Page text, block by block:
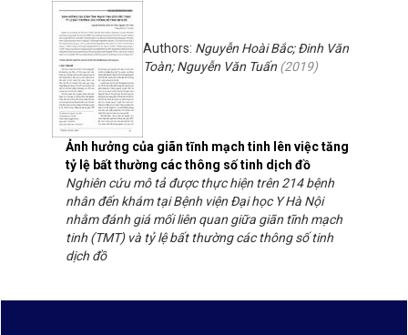
Ảnh hưởng của giãn tĩnh mạch tinh lên việc tăng
tỷ lệ bất thường các thông số tinh dịch đồ
Authors: Nguyễn Hoài Bắc; Đinh Văn
Toàn; Nguyễn Văn Tuấn (2019)
Nghiên cứu mô tả được thực hiện trên 214 bệnh
nhân đến khám tại Bệnh viện Đại học Y Hà Nội
nhằm đánh giá mối liên quan giữa giãn tĩnh mạch
tinh (TMT) và tỷ lệ bất thường các thông số tinh
dịch đồ